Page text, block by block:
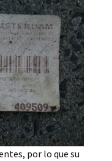
por lo que su